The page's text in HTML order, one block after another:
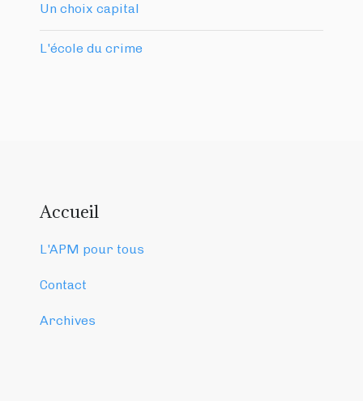
Un choix capital
L'école du crime
Accueil
L'APM pour tous
Contact
Archives